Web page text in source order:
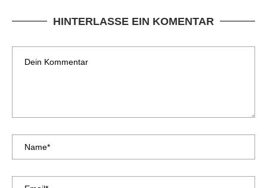
HINTERLASSE EIN KOMENTAR